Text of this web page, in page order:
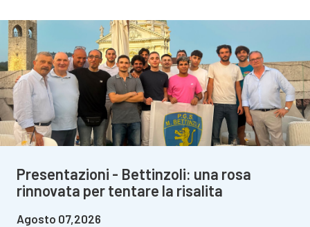
Presentazioni - Bettinzoli: una rosa
rinnovata per tentare la risalita
Agosto 07,2026